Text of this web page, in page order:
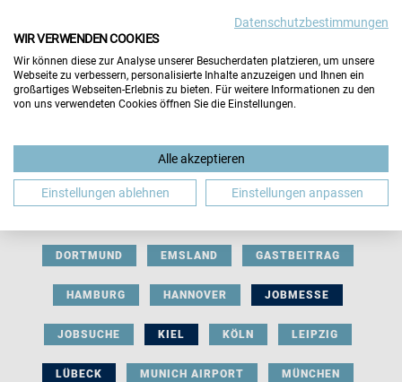
BERUFLICHE ORIENTIERUNG BEWERBUNG
DORTMUND EMSLAND GASTBEITRAG
HAMBURG HANNOVER JOBMESSE
JOBSUCHE KIEL KÖLN LEIPZIG
LÜBECK MUNICH AIRPORT MÜNCHEN
Datenschutzbestimmungen
WIR VERWENDEN COOKIES
Wir können diese zur Analyse unserer Besucherdaten platzieren, um unsere
Webseite zu verbessern, personalisierte Inhalte anzuzeigen und Ihnen ein
großartiges Webseiten-Erlebnis zu bieten. Für weitere Informationen zu den
von uns verwendeten Cookies öffnen Sie die Einstellungen.
Alle akzeptieren
Einstellungen ablehnen Einstellungen anpassen